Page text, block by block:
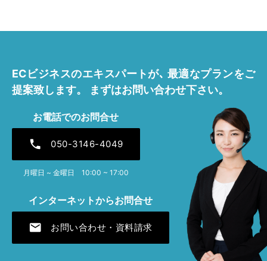
2025年7月 [1]
2024年12月 [1]
2024年7月 [1]
2023年12月 [1]
2023年7月 [1]
ECビジネスのエキスパートが､ 最適なプランをご
提案致します。
まずはお問い合わせ下さい。
お電話でのお問合せ
phone 050-3146-4049
月曜日 ~ 金曜日 10:00 ~ 17:00
インターネットからお問合せ
mail お問い合わせ・資料請求